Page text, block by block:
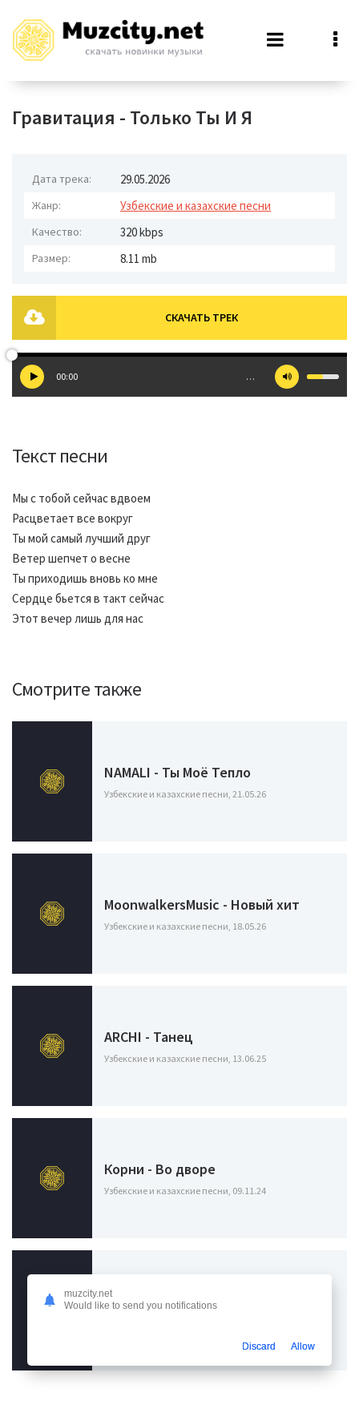
Гравитация - Только Ты И Я
Дата трека: 29.05.2026
Жанр: Узбекские и казахские песни
Качество: 320 kbps
Размер: 8.11 mb
СКАЧАТЬ ТРЕК
00:00 …
Текст песни
Мы с тобой сейчас вдвоем
Расцветает все вокруг
Ты мой самый лучший друг
Ветер шепчет о весне
Ты приходишь вновь ко мне
Сердце бьется в такт сейчас
Этот вечер лишь для нас
Смотрите также
NAMALI - Ты Моё Тепло
Узбекские и казахские песни, 21.05.26
MoonwalkersMusic - Новый хит
Узбекские и казахские песни, 18.05.26
ARCHI - Танец
Узбекские и казахские песни, 13.06.25
Корни - Во дворе
Узбекские и казахские песни, 09.11.24
V1Ncent, Ай-Q - А мы друг другу
кто с тобой
muzcity.net
Would like to send you notifications
Discard Allow